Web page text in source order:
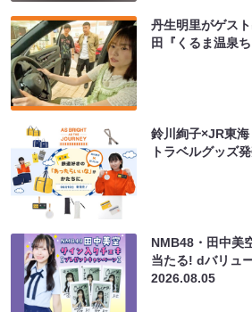
丹生明里がゲス
田『くるま温泉
鈴川絢子×JR東
トラベルグッズ
NMB48・田中美
当たる! dバリュ
2026.08.05